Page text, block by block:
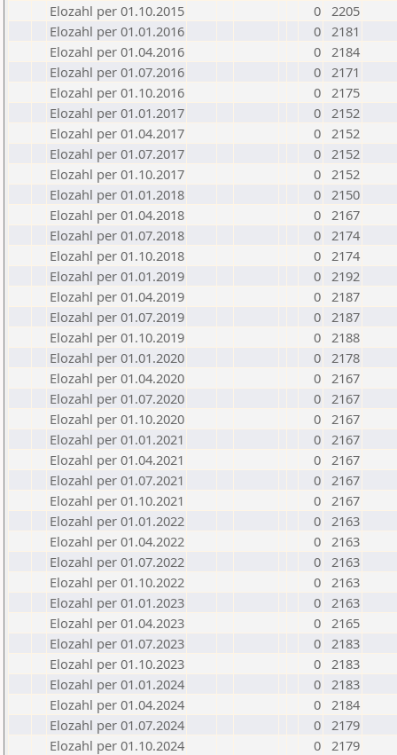
Elozahl per 01.10.2015
0 2205
Elozahl per 01.01.2016
0 2181
Elozahl per 01.04.2016
0 2184
Elozahl per 01.07.2016
0 2171
Elozahl per 01.10.2016
0 2175
Elozahl per 01.01.2017
0 2152
Elozahl per 01.04.2017
0 2152
Elozahl per 01.07.2017
0 2152
Elozahl per 01.10.2017
0 2152
Elozahl per 01.01.2018
0 2150
Elozahl per 01.04.2018
0 2167
Elozahl per 01.07.2018
0 2174
Elozahl per 01.10.2018
0 2174
Elozahl per 01.01.2019
0 2192
Elozahl per 01.04.2019
0 2187
Elozahl per 01.07.2019
0 2187
Elozahl per 01.10.2019
0 2188
Elozahl per 01.01.2020
0 2178
Elozahl per 01.04.2020
0 2167
Elozahl per 01.07.2020
0 2167
Elozahl per 01.10.2020
0 2167
Elozahl per 01.01.2021
0 2167
Elozahl per 01.04.2021
0 2167
Elozahl per 01.07.2021
0 2167
Elozahl per 01.10.2021
0 2167
Elozahl per 01.01.2022
0 2163
Elozahl per 01.04.2022
0 2163
Elozahl per 01.07.2022
0 2163
Elozahl per 01.10.2022
0 2163
Elozahl per 01.01.2023
0 2163
Elozahl per 01.04.2023
0 2165
Elozahl per 01.07.2023
0 2183
Elozahl per 01.10.2023
0 2183
Elozahl per 01.01.2024
0 2183
Elozahl per 01.04.2024
0 2184
Elozahl per 01.07.2024
0 2179
Elozahl per 01.10.2024
0 2179